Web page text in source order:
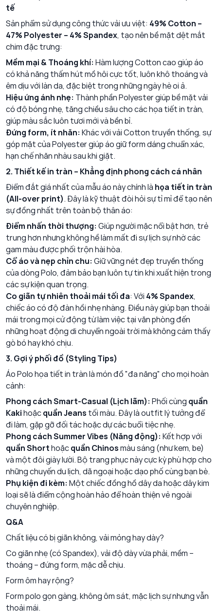
tế
Sản phẩm sử dụng công thức vải ưu việt: 49% Cotton –
47% Polyester – 4% Spandex, tạo nên bề mặt dệt mắt
chim đặc trưng:
Mềm mại & Thoáng khí: Hàm lượng Cotton cao giúp áo
có khả năng thấm hút mồ hôi cực tốt, luôn khô thoáng và
êm dịu với làn da, đặc biệt trong những ngày hè oi ả.
Hiệu ứng ánh nhẹ: Thành phần Polyester giúp bề mặt vải
có độ bóng nhẹ, tăng chiều sâu cho các họa tiết in tràn,
giúp màu sắc luôn tươi mới và bền bỉ.
Đứng form, ít nhăn: Khác với vải Cotton truyền thống, sự
góp mặt của Polyester giúp áo giữ form dáng chuẩn xác,
hạn chế nhăn nhàu sau khi giặt.
2. Thiết kế in tràn – Khẳng định phong cách cá nhân
Điểm đắt giá nhất của mẫu áo này chính là họa tiết in tràn
(All-over print). Đây là kỹ thuật đòi hỏi sự tỉ mỉ để tạo nên
sự đồng nhất trên toàn bộ thân áo:
Điểm nhấn thời thượng: Giúp người mặc nổi bật hơn, trẻ
trung hơn nhưng không hề làm mất đi sự lịch sự nhờ các
gam màu được phối trộn hài hòa.
Cổ áo và nẹp chỉn chu: Giữ vững nét đẹp truyền thống
của dòng Polo, đảm bảo bạn luôn tự tin khi xuất hiện trong
các sự kiện quan trọng.
Co giãn tự nhiên thoải mái tối đa: Với 4% Spandex,
chiếc áo có độ đàn hồi nhẹ nhàng. Điều này giúp bạn thoải
mái trong mọi cử động từ làm việc tại văn phòng đến
những hoạt động di chuyển ngoài trời mà không cảm thấy
gò bó hay khó chịu.
3. Gợi ý phối đồ (Styling Tips)
Áo Polo họa tiết in tràn là món đồ "đa năng" cho mọi hoàn
cảnh:
Phong cách Smart-Casual (Lịch lãm): Phối cùng quần
Kakihoặcquần Jeans tối màu. Đây là outfit lý tưởng để
đi làm, gặp gỡ đối tác hoặc dự các buổi tiệc nhẹ.
Phong cách Summer Vibes (Năng động): Kết hợp với
quần Shorthoặcquần Chinosmàu sáng (như kem, be)
và một đôi giày lười. Bộ trang phục này cực kỳ phù hợp cho
những chuyến du lịch, dã ngoại hoặc dạo phố cùng bạn bè.
Phụ kiện đi kèm: Một chiếc đồng hồ dây da hoặc dây kim
loại sẽ là điểm cộng hoàn hảo để hoàn thiện vẻ ngoài
chuyên nghiệp.
Q&A
Chất liệu có bị giãn không, vải mỏng hay dày?
Co giãn nhẹ (có Spandex), vải độ dày vừa phải, mềm –
thoáng – đứng form, mặc dễ chịu.
Form ôm hay rộng?
Form polo gọn gàng, không ôm sát, mặc lịch sự nhưng vẫn
thoải mái.